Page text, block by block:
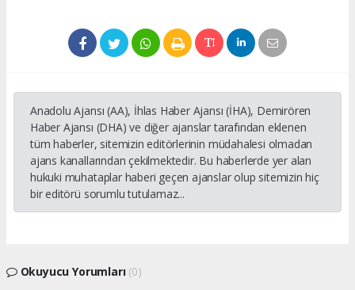
Anadolu Ajansı (AA), İhlas Haber Ajansı (İHA), Demirören
Haber Ajansı (DHA) ve diğer ajanslar tarafından eklenen
tüm haberler, sitemizin editörlerinin müdahalesi olmadan
ajans kanallarından çekilmektedir. Bu haberlerde yer alan
hukuki muhataplar haberi geçen ajanslar olup sitemizin hiç
bir editörü sorumlu tutulamaz...
Okuyucu Yorumları (0)